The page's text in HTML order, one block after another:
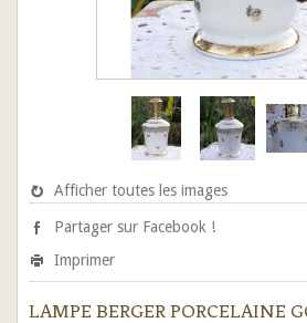
Afficher toutes les images
Partager sur Facebook !
Imprimer
LAMPE BERGER PORCELAINE